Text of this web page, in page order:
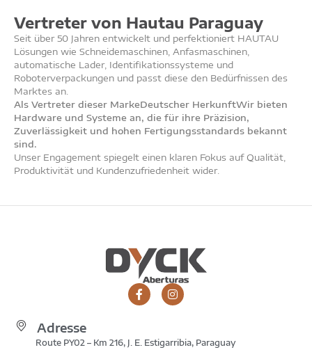
Vertreter von Hautau Paraguay
Seit über 50 Jahren entwickelt und perfektioniert HAUTAU
Lösungen wie Schneidemaschinen, Anfasmaschinen,
automatische Lader, Identifikationssysteme und
Roboterverpackungen und passt diese den Bedürfnissen des
Marktes an.
Als Vertreter dieser MarkeDeutscher HerkunftWir bieten
Hardware und Systeme an, die für ihre Präzision,
Zuverlässigkeit und hohen Fertigungsstandards bekannt
sind.
Unser Engagement spiegelt einen klaren Fokus auf Qualität,
Produktivität und Kundenzufriedenheit wider.
Adresse
Route PY02 – Km 216, J. E. Estigarribia, Paraguay